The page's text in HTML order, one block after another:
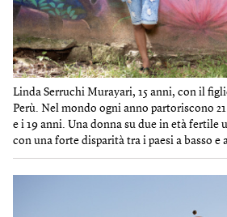
Linda Serruchi Murayari, 15 anni, con il
Perù. Nel mondo ogni anno partoriscono
e i 19 anni. Una donna su due in età fertile
con una forte disparità tra i paesi a basso e